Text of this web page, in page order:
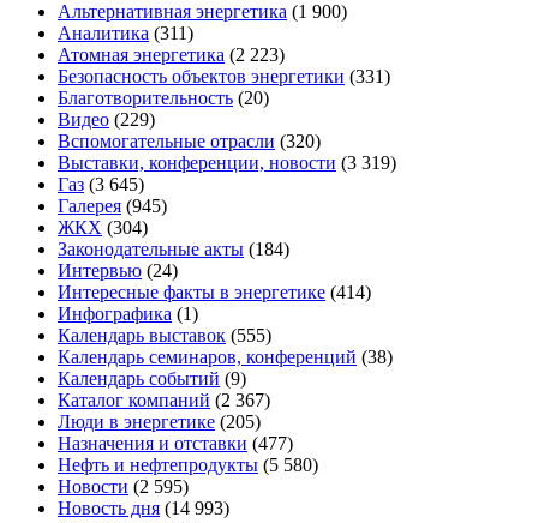
Альтернативная энергетика (1 900)
Аналитика (311)
Атомная энергетика (2 223)
Безопасность объектов энергетики (331)
Благотворительность (20)
Видео (229)
Вспомогательные отрасли (320)
Выставки, конференции, новости (3 319)
Газ (3 645)
Галерея (945)
ЖКХ (304)
Законодательные акты (184)
Интервью (24)
Интересные факты в энергетике (414)
Инфографика (1)
Календарь выставок (555)
Календарь семинаров, конференций (38)
Календарь событий (9)
Каталог компаний (2 367)
Люди в энергетике (205)
Назначения и отставки (477)
Нефть и нефтепродукты (5 580)
Новости (2 595)
Новость дня (14 993)